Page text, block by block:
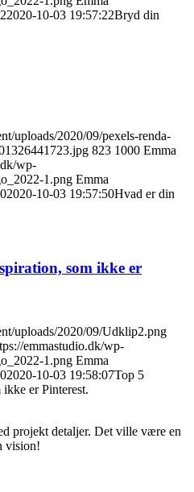
2020-10-03 19:57:22Bryd din
uploads/2020/09/pexels-renda-
823 1000 Emma
wp-
1.png Emma
2020-10-03 19:57:50Hvad er din
som ikke er
uploads/2020/09/Udklip2.png
emmastudio.dk/wp-
1.png Emma
2020-10-03 19:58:07Top 5
er Pinterest.
projekt detaljer. Det ville være en
vision!